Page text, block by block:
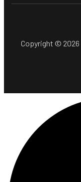
Copyright © 2026